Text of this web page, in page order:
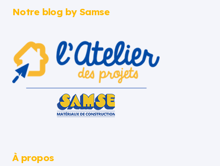
Notre blog by Samse
À propos